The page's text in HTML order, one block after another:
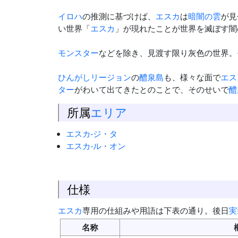
イロハの推測に基づけば、 エスカは暗闇の雲が
い世界「エスカ 」が現れたことが世界を滅ぼす
モンスターなどを除き、見渡す限り灰色の世界。
ひんがし リージョンの醴泉島も、様々な面でエ
ターがわいて出てきたとのことで、そのせいで
所属エリア
エスカ-ジ・タ
エスカ-ル・オン
仕様
エスカ専用の仕組みや用語は下表の通り。後日
名称